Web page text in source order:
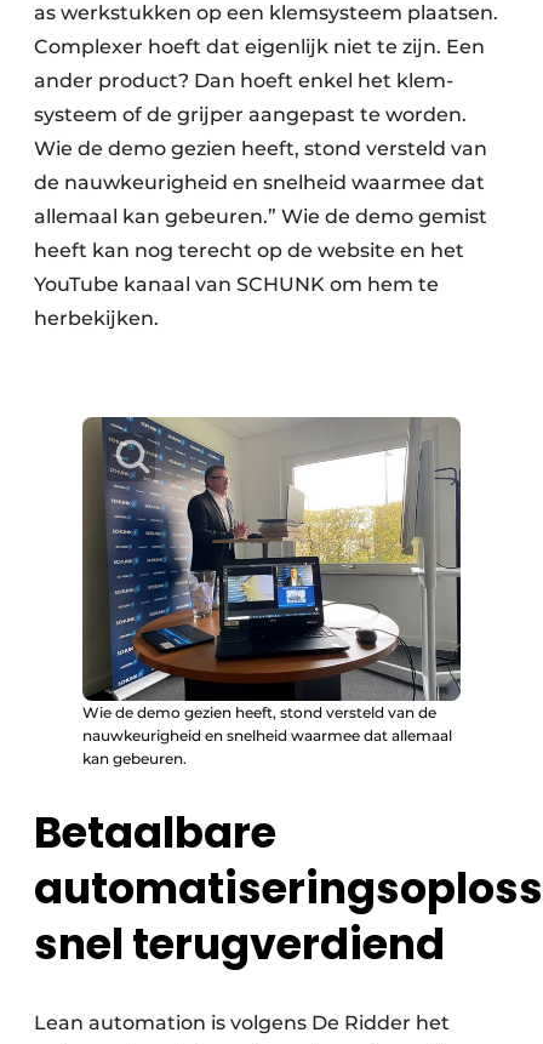
as werkstukken op een klemsysteem plaatsen.
Complexer hoeft dat eigenlijk niet te zijn. Een
ander product? Dan hoeft enkel het klem­
systeem of de grijper aangepast te worden.
Wie de demo gezien heeft, stond versteld van
de nauwkeurigheid en snelheid waarmee dat
allemaal kan gebeuren.” Wie de demo gemist
heeft kan nog terecht op de website en het
YouTube kanaal van SCHUNK om hem te
herbekijken.
Wie de demo gezien heeft, stond versteld van de
nauwkeurigheid en snelheid waarmee dat allemaal
kan gebeuren.
Betaalbare
snel terugverdiend
Lean automation is volgens De Ridder het